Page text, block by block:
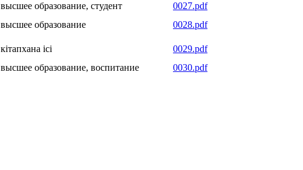
высшее образование, студент
0027.pdf
высшее образование
0028.pdf
кітапхана ісі
0029.pdf
высшее образование, воспитание 0030.pdf